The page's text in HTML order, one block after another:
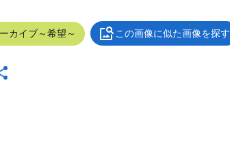
カイブ～希望～ この画像に似た画像を探す